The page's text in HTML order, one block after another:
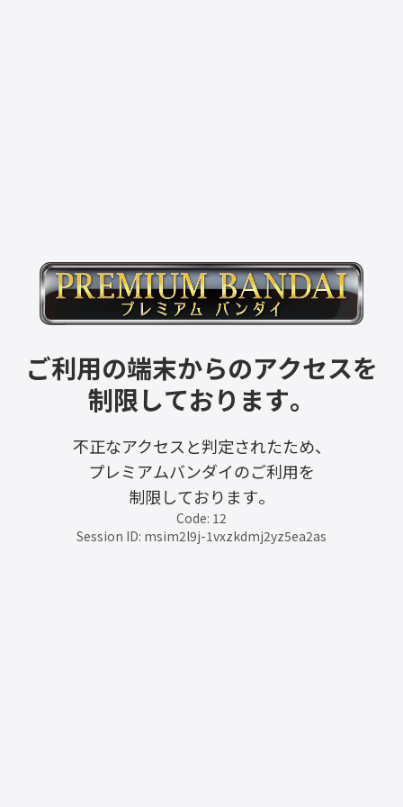
ご利用の端末からのアクセスを
制限しております。
不正なアクセスと判定されたため、
プレミアムバンダイのご利用を
制限しております。
Code: 12
Session ID: msim2l9j-1vxzkdmj2yz5ea2as